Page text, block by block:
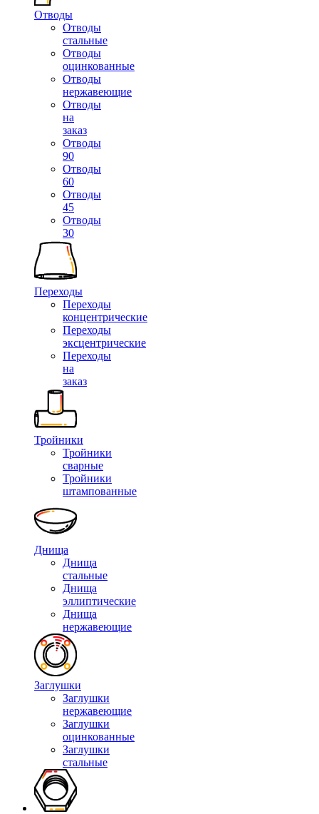
Отводы
Отводы
стальные
Отводы
оцинкованные
Отводы
нержавеющие
Отводы
на
заказ
Отводы
90
Отводы
60
Отводы
45
Отводы
30
Переходы
Переходы
концентрические
Переходы
эксцентрические
Переходы
на
заказ
Тройники
Тройники
сварные
Тройники
штампованные
Днища
Днища
стальные
Днища
эллиптические
Днища
нержавеющие
Заглушки
Заглушки
нержавеющие
Заглушки
оцинкованные
Заглушки
стальные